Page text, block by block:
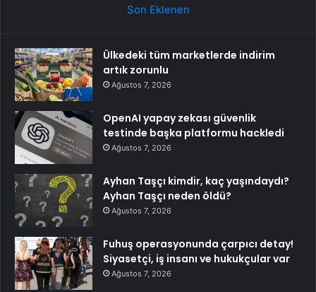
Son Eklenen
Ülkedeki tüm marketlerde indirim
artık zorunlu
Ağustos 7, 2026
OpenAI yapay zekası güvenlik
testinde başka platformu hackledi
Ağustos 7, 2026
Ayhan Taşçı kimdir, kaç yaşındaydı?
Ayhan Taşçı neden öldü?
Ağustos 7, 2026
Fuhuş operasyonunda çarpıcı detay!
Siyasetçi, iş insanı ve hukukçular var
Ağustos 7, 2026